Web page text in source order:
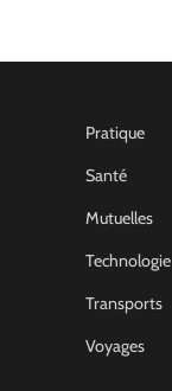
Pratique
Santé
Mutuelles
Technologie
Transports
Voyages